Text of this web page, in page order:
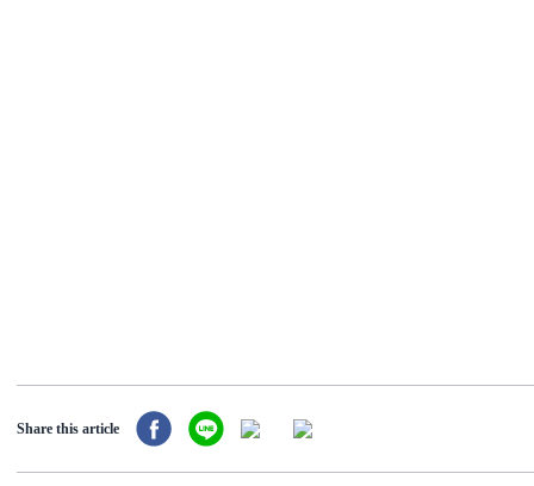
Share this article